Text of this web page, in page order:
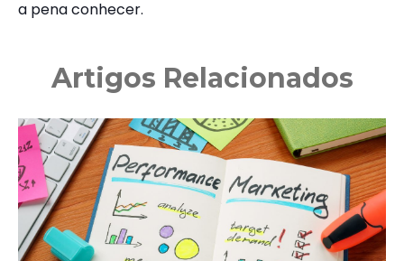
a pena conhecer.
Artigos Relacionados